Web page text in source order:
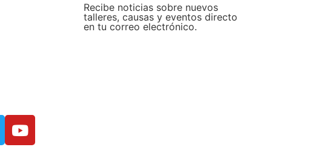
Recibe noticias sobre nuevos
talleres, causas y eventos directo
en tu correo electrónico.